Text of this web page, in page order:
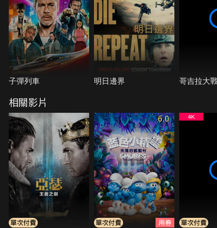
子彈列車 明日邊界 哥吉拉大
相關影片
6.0